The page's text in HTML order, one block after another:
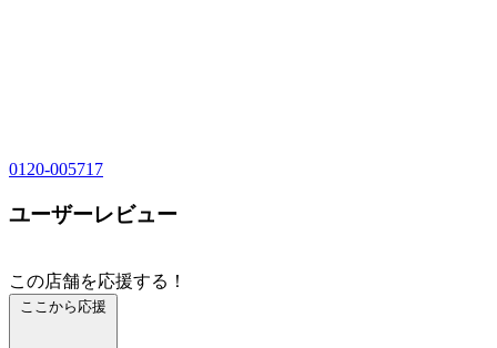
0120-005717
ユーザーレビュー
この店舗を応援する！
ここから応援